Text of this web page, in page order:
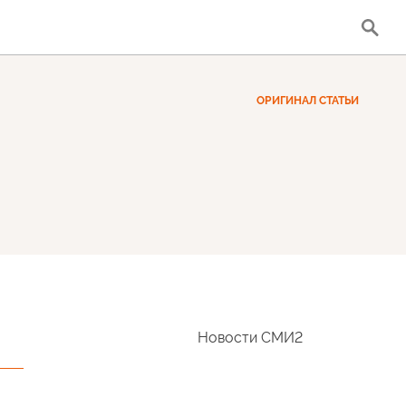
ОРИГИНАЛ СТАТЬИ
Новости СМИ2